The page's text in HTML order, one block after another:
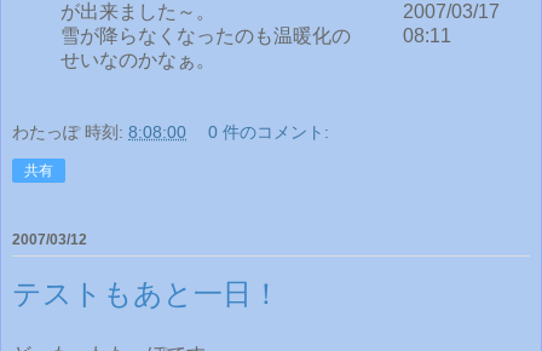
が出来ました～。
雪が降らなくなったのも温暖化の
せいなのかなぁ。
2007/03/17
08:11
わたっぽ 時刻: 8:08:00 0 件のコメント:
共有
2007/03/12
テストもあと一日！